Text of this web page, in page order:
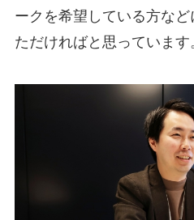
ークを希望している方な
ただければと思っています